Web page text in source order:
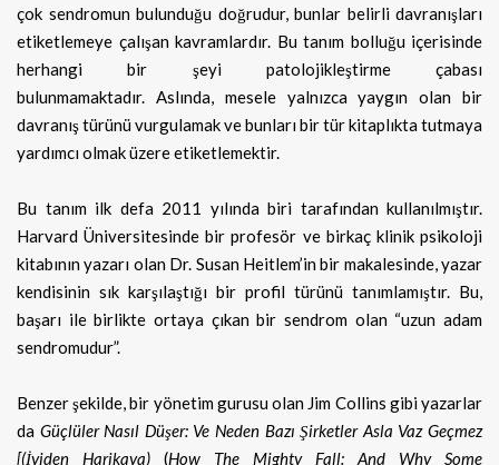
çok sendromun bulunduğu doğrudur, bunlar belirli davranışları
etiketlemeye çalışan kavramlardır. Bu tanım bolluğu içerisinde
herhangi bir şeyi patolojikleştirme çabası
bulunmamaktadır. Aslında, mesele yalnızca yaygın olan bir
davranış türünü vurgulamak ve bunları bir tür kitaplıkta tutmaya
yardımcı olmak üzere etiketlemektir.
Bu tanım ilk defa 2011 yılında biri tarafından kullanılmıştır.
Harvard Üniversitesinde bir profesör ve birkaç klinik psikoloji
kitabının yazarı olan Dr. Susan Heitlem’in bir makalesinde, yazar
kendisinin sık karşılaştığı bir profil türünü tanımlamıştır. Bu,
başarı ile birlikte ortaya çıkan bir sendrom olan “uzun adam
sendromudur”.
Benzer şekilde, bir yönetim gurusu olan Jim Collins gibi yazarlar
da Güçlüler Nasıl Düşer: Ve Neden Bazı Şirketler Asla Vaz Geçmez
[(İyiden Harikaya) (How The Mighty Fall: And Why Some